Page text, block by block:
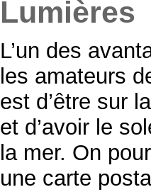
Lumières
L’un des
les amateurs
est d’être sur
et d’avoir le
la mer. On
une carte